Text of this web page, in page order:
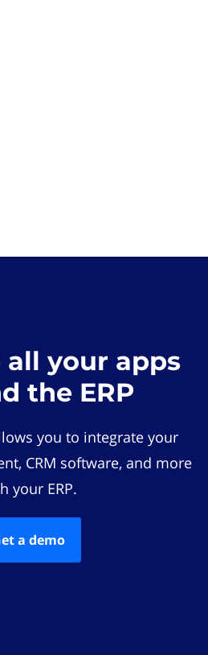
your apps
the ERP
you to integrate your
CRM software, and more
your ERP.
a demo